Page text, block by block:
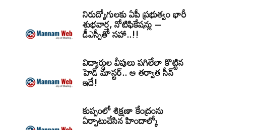
నిరుద్యోగులకు ఏపీ ప్రభుత్వం భారీ
శుభవార్త, నోటిఫికేషన్లు –
డీఎస్సీతో సహా..!!
విద్యార్ధుల వీపులు పగిలేలా కొట్టిన
హెడ్ మాస్టర్.. ఆ తర్వాత సీన్‌
ఇదే!
కుప్పంలో శిక్షణా కేంద్రంను
ఏర్పాటుచేసిన హిందాల్కో